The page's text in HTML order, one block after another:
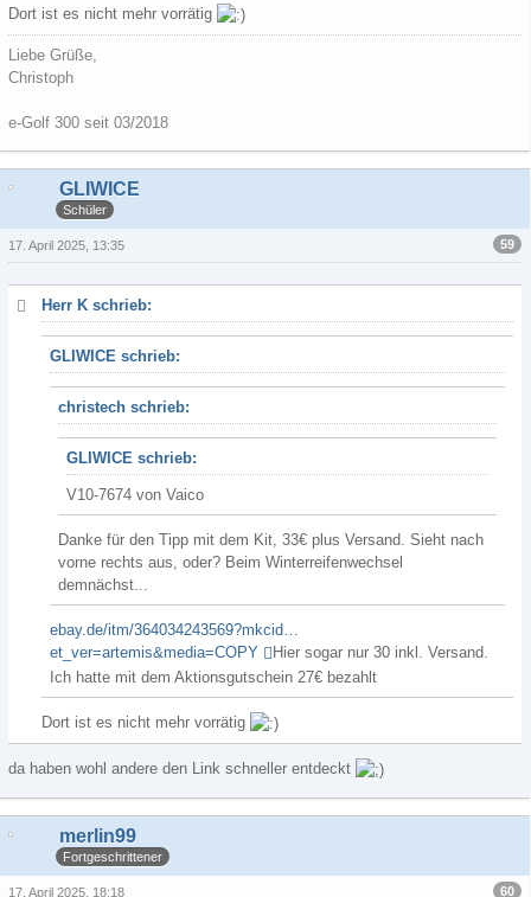
Dort ist es nicht mehr vorrätig
Liebe Grüße,
Christoph
e-Golf 300 seit 03/2018
GLIWICE
Schüler
59
17. April 2025, 13:35
Herr K schrieb:
GLIWICE schrieb:
christech schrieb:
GLIWICE schrieb:
V10-7674 von Vaico
Danke für den Tipp mit dem Kit, 33€ plus Versand. Sieht nach
vorne rechts aus, oder? Beim Winterreifenwechsel
demnächst...
ebay.de/itm/364034243569?mkcid…
et_ver=artemis&media=COPY
Hier sogar nur 30 inkl. Versand.
Ich hatte mit dem Aktionsgutschein 27€ bezahlt
Dort ist es nicht mehr vorrätig
da haben wohl andere den Link schneller entdeckt
merlin99
Fortgeschrittener
60
17. April 2025, 18:18